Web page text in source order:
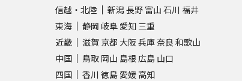
信越・北陸
新潟長野 富山 石川 福井
東海
静岡 岐阜 愛知 三重
近畿
滋賀 京都 大阪兵庫奈良 和歌山
中国
鳥取 岡山 島根 広島 山口
四国
香川 徳島 愛媛 高知